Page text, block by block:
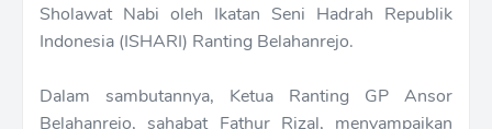
Sholawat Nabi oleh Ikatan Seni Hadrah Republik
Indonesia (ISHARI) Ranting Belahanrejo.
Dalam sambutannya, Ketua Ranting GP Ansor
Belahanrejo, sahabat Fathur Rizal, menyampaikan